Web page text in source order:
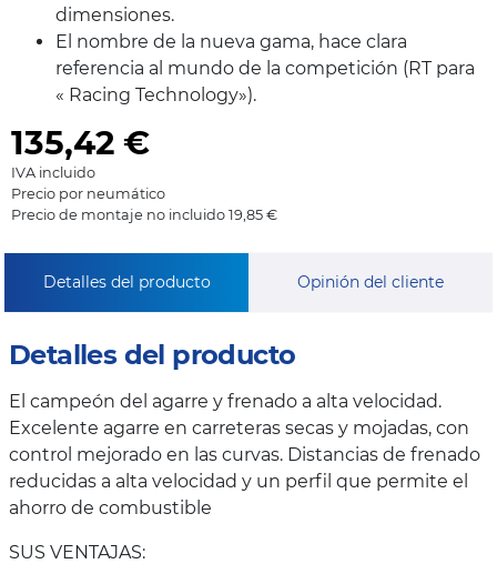
dimensiones.
El nombre de la nueva gama, hace clara
referencia al mundo de la competición (RT para
« Racing Technology»).
135,42 €
IVA incluido
Precio por neumático
Precio de montaje no incluido 19,85 €
Detalles del producto Opinión del cliente
Detalles del producto
El campeón del agarre y frenado a alta velocidad.
Excelente agarre en carreteras secas y mojadas, con
control mejorado en las curvas. Distancias de frenado
reducidas a alta velocidad y un perfil que permite el
ahorro de combustible
SUS VENTAJAS: